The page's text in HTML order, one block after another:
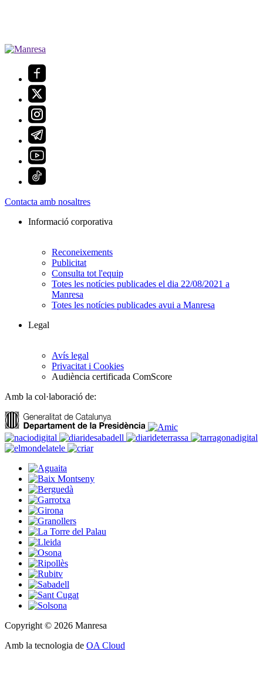
Contacta amb nosaltres
Informació corporativa
Reconeixements
Publicitat
Consulta tot l'equip
Totes les notícies publicades el dia 22/08/2021 a
Manresa
Totes les notícies publicades avui a Manresa
Legal
Avís legal
Privacitat i Cookies
Audiència certificada ComScore
Amb la col·laboració de:
Copyright © 2026 Manresa
Amb la tecnologia de OA Cloud